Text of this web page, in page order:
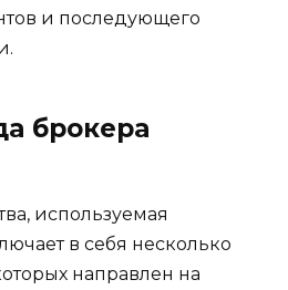
и последующего
брокера
используемая
в себя несколько
направлен на